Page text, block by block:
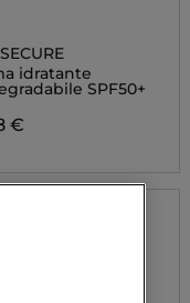
idratante
SPF50+
€